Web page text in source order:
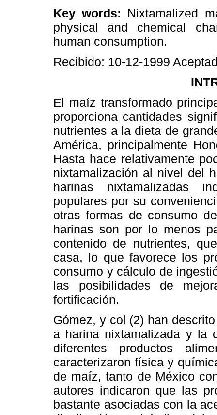
Key words: Nixtamalized
physical and chemical
human consumption.
Recibido: 10-12-1999
El maíz transformado
proporciona cantidades
nutrientes a la dieta de
América, principalmente
Hasta hace relativamente
nixtamalización al nivel del
harinas nixtamalizadas
populares por su
otras formas de consumo
harinas son por lo menos
contenido de nutrientes,
casa, lo que favorece los
consumo y cálculo de
las posibilidades de
fortificación.
Gómez, y col (2) han
a harina nixtamalizada y la
diferentes productos
caracterizaron física y
de maíz, tanto de México
autores indicaron que las
bastante asociadas con la